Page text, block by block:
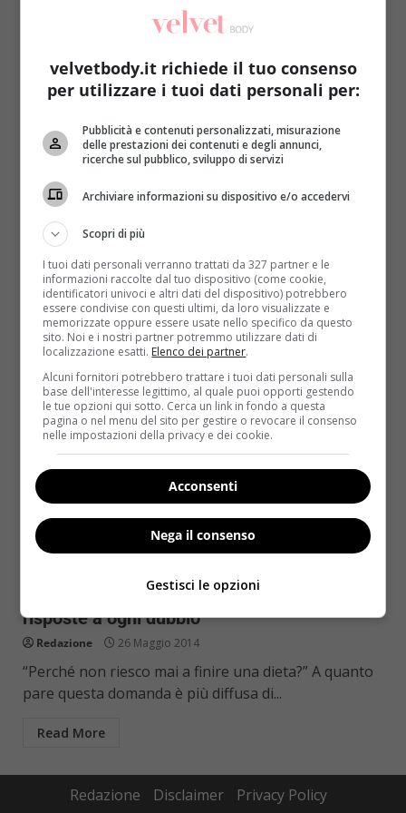
Salute
L’olio vegetale di palma: cos’è? Come si
ottiene?
Redazione 4 Agosto 2016
Negli ultimi tempi si è molto parlato dell’olio vegetale
di palma. Molti, però, non conoscono le sue...
Read More
Diete
Perché non riesco mai a finire una dieta? Le
risposte a ogni dubbio
Redazione 26 Maggio 2014
“Perché non riesco mai a finire una dieta?” A quanto
pare questa domanda è più diffusa di...
Read More
Redazione Disclaimer Privacy Policy
velvetbody.it richiede il tuo consenso
per utilizzare i tuoi dati personali per:
Pubblicità e contenuti personalizzati, misurazione
delle prestazioni dei contenuti e degli annunci,
ricerche sul pubblico, sviluppo di servizi
Archiviare informazioni su dispositivo e/o accedervi
Scopri di più
I tuoi dati personali verranno trattati da 327 partner e le
informazioni raccolte dal tuo dispositivo (come cookie,
identificatori univoci e altri dati del dispositivo) potrebbero
essere condivise con questi ultimi, da loro visualizzate e
memorizzate oppure essere usate nello specifico da questo
sito. Noi e i nostri partner potremmo utilizzare dati di
localizzazione esatti. Elenco dei partner.
Alcuni fornitori potrebbero trattare i tuoi dati personali sulla
base dell'interesse legittimo, al quale puoi opporti gestendo
le tue opzioni qui sotto. Cerca un link in fondo a questa
pagina o nel menu del sito per gestire o revocare il consenso
nelle impostazioni della privacy e dei cookie.
Acconsenti
Nega il consenso
Gestisci le opzioni